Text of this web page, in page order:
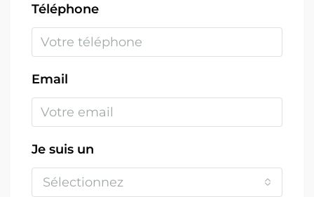
Téléphone
Email
Je suis un
Sélectionnez